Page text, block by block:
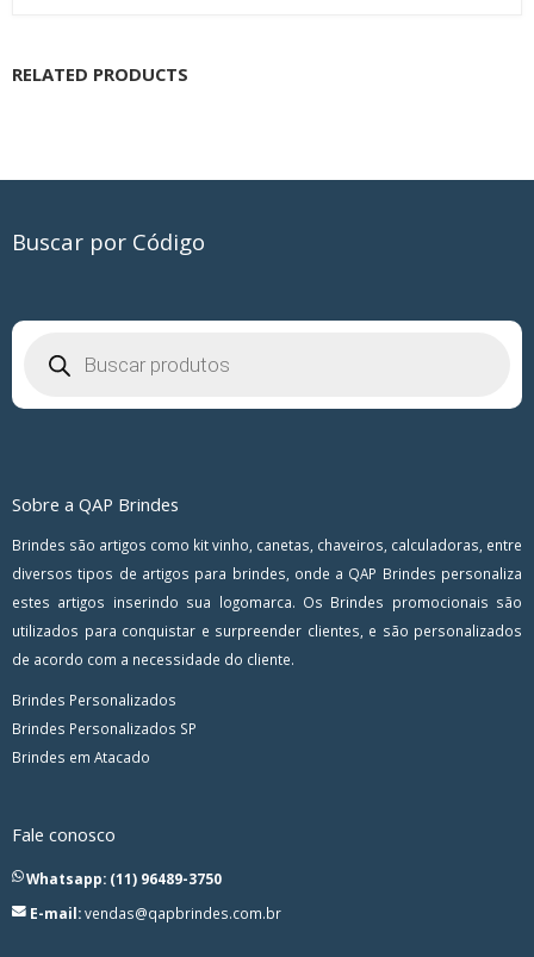
RELATED PRODUCTS
Buscar por Código
produtos
Sobre a QAP Brindes
Brindes são artigos como kit vinho, canetas, chaveiros, calculadoras, entre
diversos tipos de artigos para brindes, onde a QAP Brindes personaliza
estes artigos inserindo sua logomarca. Os Brindes promocionais são
utilizados para conquistar e surpreender clientes, e são personalizados
de acordo com a necessidade do cliente.
Brindes Personalizados
Brindes Personalizados SP
Brindes em Atacado
Fale conosco
Whatsapp: (11) 96489-3750
E-mail:vendas@qapbrindes.com.br